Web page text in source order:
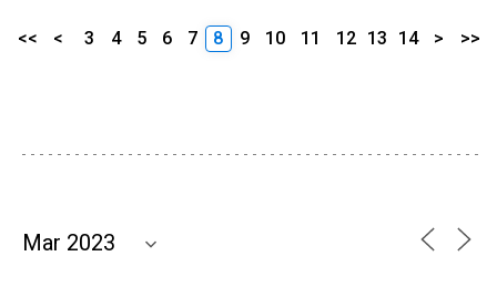
<< < 3 4 5 6 7 8 9 10 11 12 13 14 > >>